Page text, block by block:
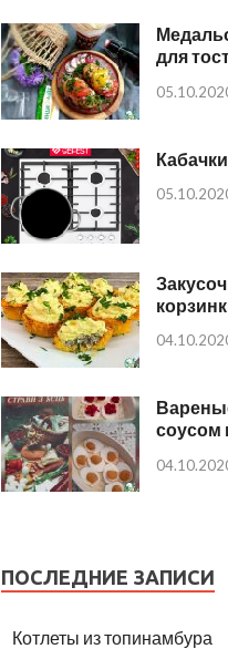
для
соусом
ПОСЛЕДНИЕ ЗАПИСИ
Котлеты из топинамбура